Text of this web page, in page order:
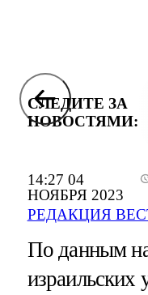
14:27 04
НОЯБРЯ 2023
РЕДАКЦИЯ
СЛЕДИТЕ ЗА
НОВОСТЯМИ:
По данным
израильских